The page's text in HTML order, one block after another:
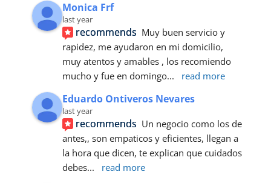
Monica Frf
last year
recommends Muy buen servicio y
rapidez, me ayudaron en mi domicilio,
muy atentos y amables , los recomiendo
mucho y fue en domingo... read more
Eduardo Ontiveros Nevares
last year
recommends Un negocio como los de
antes,, son empaticos y eficientes, llegan a
la hora que dicen, te explican que cuidados
debes... read more